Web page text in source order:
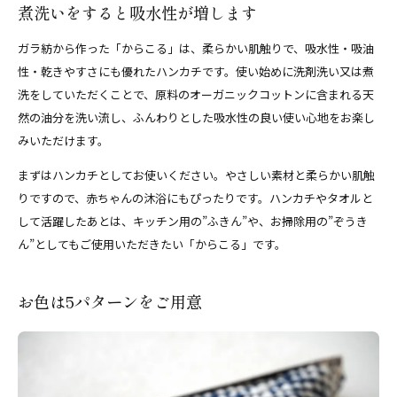
煮洗いをすると吸水性が増します
ガラ紡から作った「からこる」は、柔らかい肌触りで、吸水性・吸油
性・乾きやすさにも優れたハンカチです。使い始めに洗剤洗い又は煮
洗をしていただくことで、原料のオーガニックコットンに含まれる天
然の油分を洗い流し、ふんわりとした吸水性の良い使い心地をお楽し
みいただけます。
まずはハンカチとしてお使いください。やさしい素材と柔らかい肌触
りですので、赤ちゃんの沐浴にもぴったりです。ハンカチやタオルと
して活躍したあとは、キッチン用の”ふきん”や、お掃除用の”ぞうき
ん”としてもご使用いただきたい「からこる」です。
お色は5パターンをご用意